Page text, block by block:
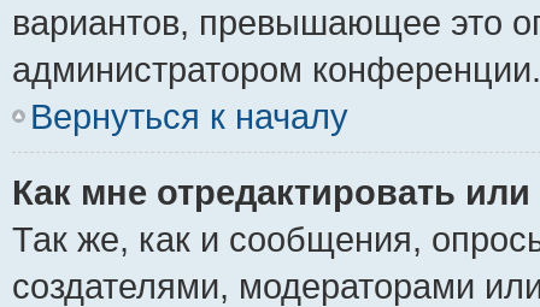
вариантов, превышающее это
администратором конференции.
Вернуться к началу
Как мне отредактировать
Так же, как и сообщения,
создателями, модераторами